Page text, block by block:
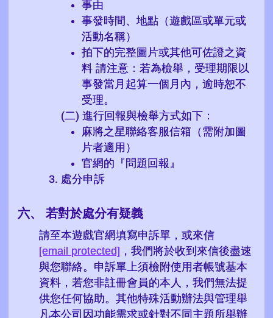
事由
事發時間、地點（遊戲區或單元或
活動名稱）
拍下的完整圖片或其他可佐證之資
料 請注意：若為檢舉，受理期限以
事發當月起算一個月內，逾時恕不
受理。
(二) 進行回報與檢舉方式如下：
麻將之星聯絡客服信箱（需附加圖
片者適用）
官網的『問題回報』
處分申訴
若對於處分有疑義
請至本遊戲官網填寫申訴單，或來信
[email protected] ，我們將於收到來信後盡速
與您聯絡。申訴單上須檢附使用者帳號基本
資料，若您非註冊會員的本人，我們無法提
供您任何協助。其他特殊活動辦法與管理舉
凡本公司因功能需求或針對不同主題所舉辦